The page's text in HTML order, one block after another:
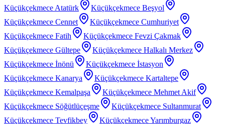
Küçükçekmece Atatürk
Küçükçekmece Beşyol
Küçükçekmece Cennet
Küçükçekmece Cumhuriyet
Küçükçekmece Fatih
Küçükçekmece Fevzi Çakmak
Küçükçekmece Gültepe
Küçükçekmece Halkalı Merkez
Küçükçekmece İnönü
Küçükçekmece İstasyon
Küçükçekmece Kanarya
Küçükçekmece Kartaltepe
Küçükçekmece Kemalpaşa
Küçükçekmece Mehmet Akif
Küçükçekmece Söğütlüçeşme
Küçükçekmece Sultanmurat
Küçükçekmece Tevfikbey
Küçükçekmece Yarımburgaz